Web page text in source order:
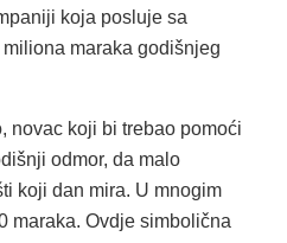
koja posluje sa
maraka godišnjeg
novac koji bi trebao pomoći
odmor, da malo
koji dan mira. U mnogim
maraka. Ovdje simbolična